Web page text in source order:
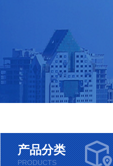
产品分类
PRODUCTS